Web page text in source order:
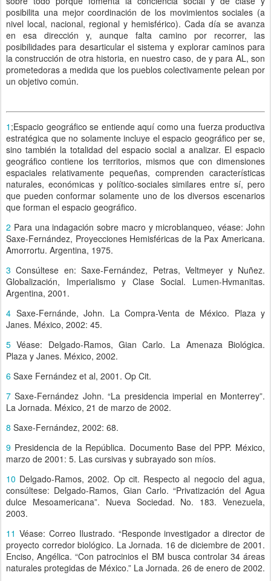
posibilita una mejor coordinación de los movimientos sociales (a
nivel local, nacional, regional y hemisférico). Cada día se avanza
en esa dirección y, aunque falta camino por recorrer, las
posibilidades para desarticular el sistema y explorar caminos para
la construcción de otra historia, en nuestro caso, de y para AL, son
prometedoras a medida que los pueblos colectivamente pelean por
un objetivo común.
1 ;Espacio geográfico se entiende aquí como una fuerza productiva
estratégica que no solamente incluye el espacio geográfico per se,
sino también la totalidad del espacio social a analizar. El espacio
geográfico contiene los territorios, mismos que con dimensiones
espaciales relativamente pequeñas, comprenden características
naturales, económicas y político-sociales similares entre sí, pero
que pueden conformar solamente uno de los diversos escenarios
que forman el espacio geográfico.
2 Para una indagación sobre macro y microblanqueo, véase: John
Saxe-Fernández, Proyecciones Hemisféricas de la Pax Americana.
Amorrortu. Argentina, 1975.
3 Consúltese en: Saxe-Fernández, Petras, Veltmeyer y Nuñez.
Globalización, Imperialismo y Clase Social. Lumen-Hvmanitas.
Argentina, 2001.
4 Saxe-Fernánde, John. La Compra-Venta de México. Plaza y
Janes. México, 2002: 45.
5 Véase: Delgado-Ramos, Gian Carlo. La Amenaza Biológica.
Plaza y Janes. México, 2002.
6 Saxe Fernández et al, 2001. Op Cit.
7 Saxe-Fernández John. “La presidencia imperial en Monterrey”.
La Jornada. México, 21 de marzo de 2002.
8 Saxe-Fernández, 2002: 68.
9 Presidencia de la República. Documento Base del PPP. México,
marzo de 2001: 5. Las cursivas y subrayado son míos.
10 Delgado-Ramos, 2002. Op cit. Respecto al negocio del agua,
consúltese: Delgado-Ramos, Gian Carlo. “Privatización del Agua
dulce Mesoamericana”. Nueva Sociedad. No. 183. Venezuela,
2003.
11 Véase: Correo Ilustrado. “Responde investigador a director de
proyecto corredor biológico. La Jornada. 16 de diciembre de 2001.
Enciso, Angélica. “Con patrocinios el BM busca controlar 34 áreas
naturales protegidas de México.” La Jornada. 26 de enero de 2002.